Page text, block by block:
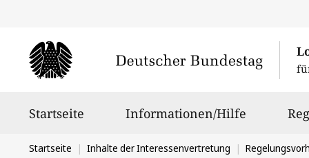
Startseite Informationen/Hilfe
Sie
Startseite Inhalte der Interessenvertretung